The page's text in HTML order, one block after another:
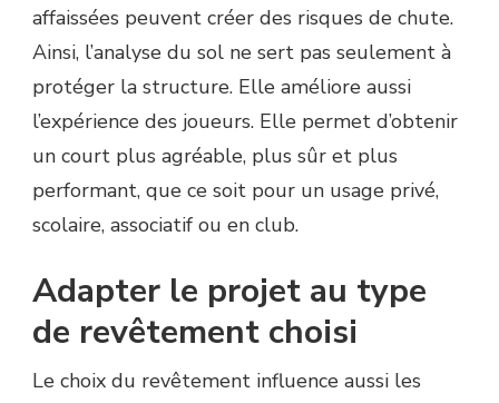
affaissées peuvent créer des risques de chute.
Ainsi, l’analyse du sol ne sert pas seulement à
protéger la structure. Elle améliore aussi
l’expérience des joueurs. Elle permet d’obtenir
un court plus agréable, plus sûr et plus
performant, que ce soit pour un usage privé,
scolaire, associatif ou en club.
Adapter le projet au type
de revêtement choisi
Le choix du revêtement influence aussi les